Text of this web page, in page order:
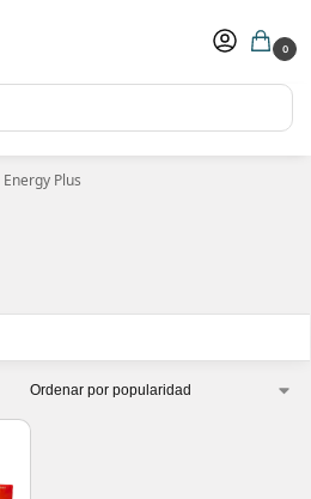
0
hasta -30%
5GRANVIA (compras superiores a 150€)
Energy Plus